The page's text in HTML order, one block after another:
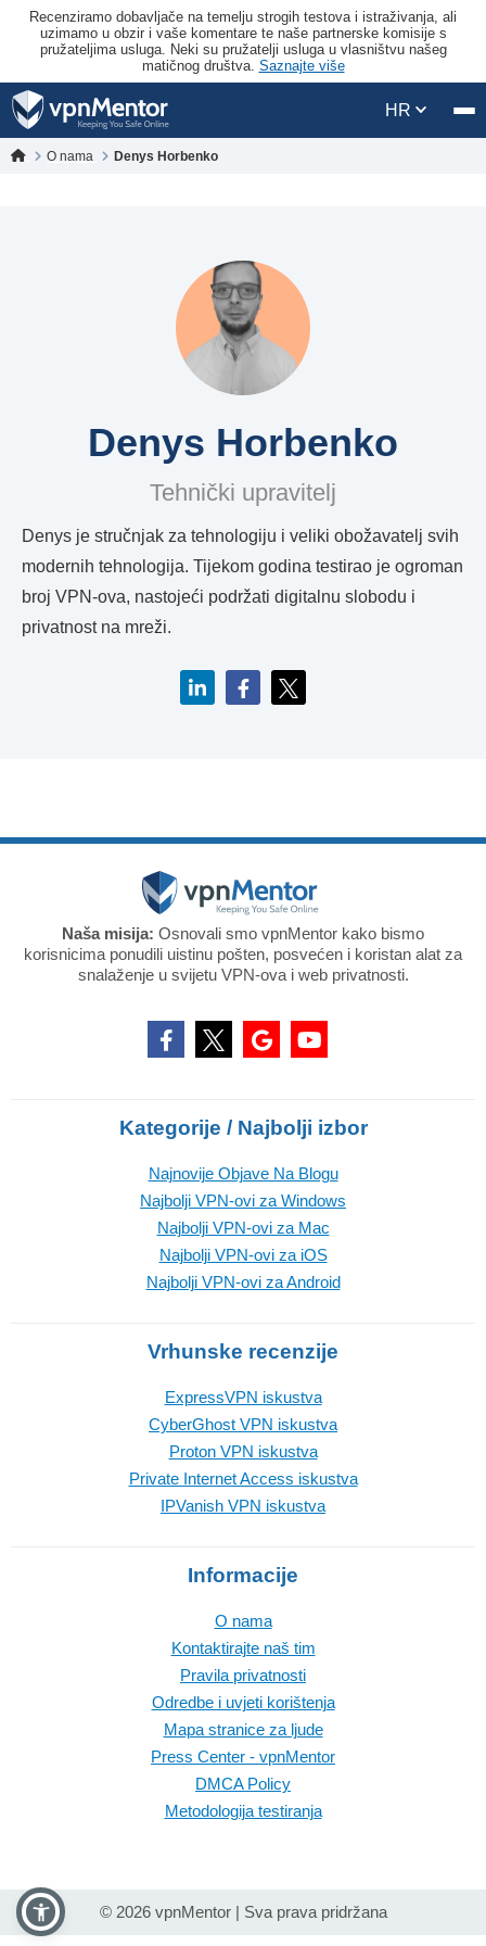
Recenziramo dobavljače na temelju strogih testova i istraživanja, ali
uzimamo u obzir i vaše komentare te naše partnerske komisije s
pružateljima usluga. Neki su pružatelji usluga u vlasništvu našeg
matičnog društva. Saznajte više
HR
O nama Denys Horbenko
Denys Horbenko
Tehnički upravitelj
Denys je stručnjak za tehnologiju i veliki obožavatelj svih
modernih tehnologija. Tijekom godina testirao je ogroman
broj VPN-ova, nastojeći podržati digitalnu slobodu i
privatnost na mreži.
Naša misija: Osnovali smo vpnMentor kako bismo
korisnicima ponudili uistinu pošten, posvećen i koristan alat za
snalaženje u svijetu VPN-ova i web privatnosti.
Kategorije / Najbolji izbor
Najnovije Objave Na Blogu
Najbolji VPN-ovi za Windows
Najbolji VPN-ovi za Mac
Najbolji VPN-ovi za iOS
Najbolji VPN-ovi za Android
Vrhunske recenzije
ExpressVPN iskustva
CyberGhost VPN iskustva
Proton VPN iskustva
Private Internet Access iskustva
IPVanish VPN iskustva
Informacije
O nama
Kontaktirajte naš tim
Pravila privatnosti
Odredbe i uvjeti korištenja
Mapa stranice za ljude
Press Center - vpnMentor
DMCA Policy
Metodologija testiranja
© 2026 vpnMentor | Sva prava pridržana